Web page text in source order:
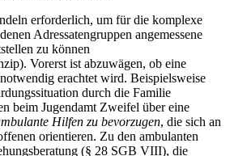
erforderlich, um für die komplexe
Adressatengruppen angemessene
zu können
Vorerst ist abzuwägen, ob eine
erachtet wird. Beispielsweise
durch die Familie
beim Jugendamt Zweifel über eine
Hilfen zu bevorzugen, die sich an
orientieren. Zu den ambulanten
(§ 28 SGB VIII), die